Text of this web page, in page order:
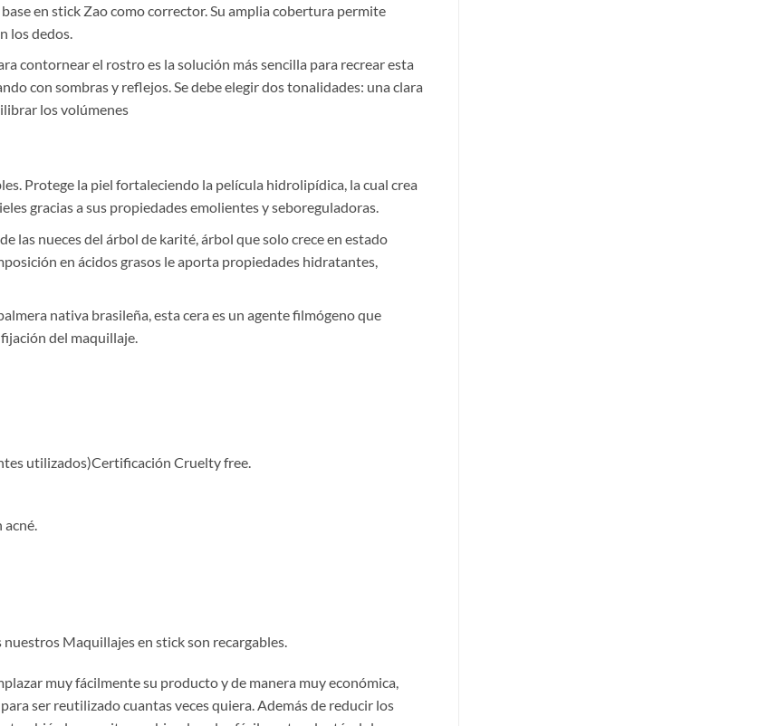
en stick Zao como corrector. Su amplia cobertura permite
los dedos.
contornear el rostro es la solución más sencilla para recrear esta
con sombras y reflejos. Se debe elegir dos tonalidades: una clara
los volúmenes
Protege la piel fortaleciendo la película hidrolipídica, la cual crea
gracias a sus propiedades emolientes y seboreguladoras.
las nueces del árbol de karité, árbol que solo crece en estado
en ácidos grasos le aporta propiedades hidratantes,
nativa brasileña, esta cera es un agente filmógeno que
del maquillaje.
utilizados)Certificación Cruelty free.
acné.
Maquillajes en stick son recargables.
muy fácilmente su producto y de manera muy económica,
ser reutilizado cuantas veces quiera. Además de reducir los